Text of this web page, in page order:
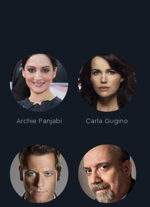
Archie Panjabi Carla Gugino